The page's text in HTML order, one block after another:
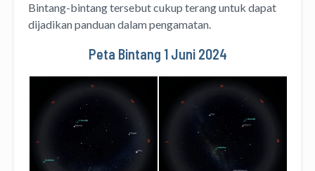
Bintang-bintang tersebut cukup terang untuk dapat
dijadikan panduan dalam pengamatan.
Peta Bintang 1 Juni 2024